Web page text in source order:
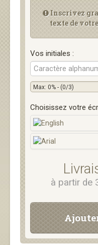
Inscrivez
texte de
Vos initiales :
Max: 0% - (0/3)
Choisissez votre
à partir de